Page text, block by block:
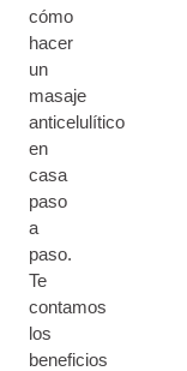
cómo
hacer
un
masaje
anticelulítico
en
casa
paso
a
paso.
Te
contamos
los
beneficios